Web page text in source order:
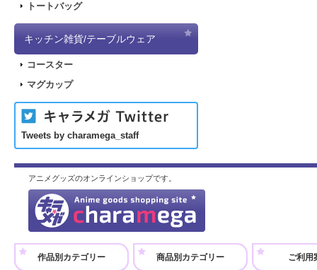
トートバッグ
キッチン雑貨/テーブルウェア
コースター
マグカップ
Tweets by charamega_staff
アニメグッズのオンラインショップです。
作品別カテゴリー 商品別カテゴリー ご利用